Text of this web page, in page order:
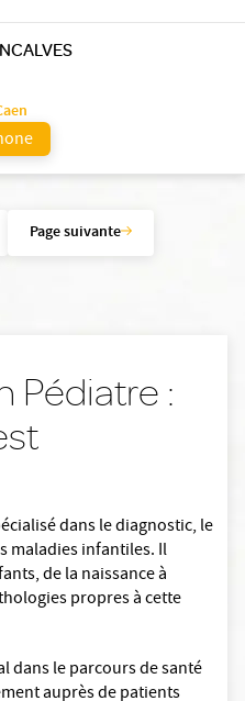
Page suivante
Pédiatre :
dans le diagnostic, le
maladies infantiles. Il
de la naissance à
propres à cette
dans le parcours de santé
auprès de patients